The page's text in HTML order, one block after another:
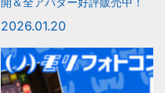
2026.01.20